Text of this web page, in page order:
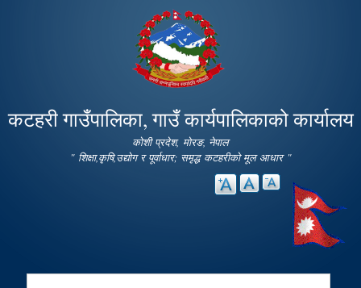
main
content
कटहरी गाउँपालिका, गाउँ कार्यपालिकाको कार्यालय
कोशी प्रदेश, मोरङ, नेपाल
" शिक्षा,कृषि,उद्योग र पूर्वाधार; समृद्ध कटहरीको मूल आधार "
Search